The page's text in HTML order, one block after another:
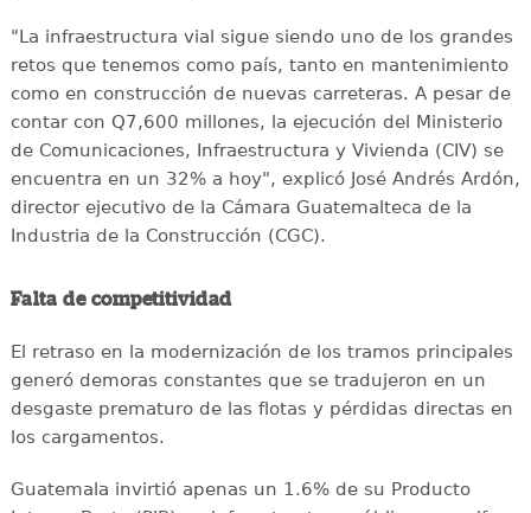
"La infraestructura vial sigue siendo uno de los grandes
retos que tenemos como país, tanto en mantenimiento
como en construcción de nuevas carreteras. A pesar de
contar con Q7,600 millones, la ejecución del Ministerio
de Comunicaciones, Infraestructura y Vivienda (CIV) se
encuentra en un 32% a hoy", explicó José Andrés Ardón,
director ejecutivo de la Cámara Guatemalteca de la
Industria de la Construcción (CGC).
Falta de competitividad
El retraso en la modernización de los tramos principales
generó demoras constantes que se tradujeron en un
desgaste prematuro de las flotas y pérdidas directas en
los cargamentos.
Guatemala invirtió apenas un 1.6% de su Producto